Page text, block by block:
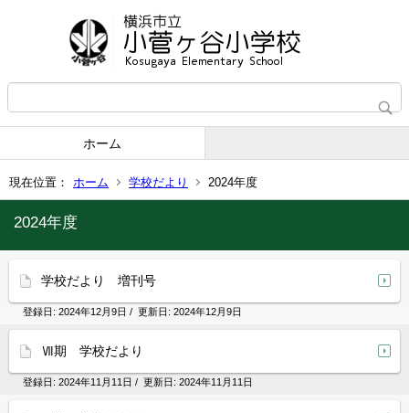
ホーム
現在位置： ホーム 学校だより 2024年度
2024年度
学校だより 増刊号
登録日: 2024年12月9日 / 更新日: 2024年12月9日
Ⅶ期 学校だより
登録日: 2024年11月11日 / 更新日: 2024年11月11日